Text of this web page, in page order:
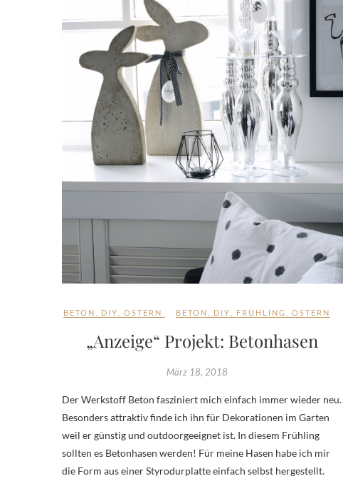
BETON DIY ,OSTERN BETON DIY FRÜHLING ,OSTERN
„Anzeige“ Projekt: Betonhasen
März 18, 2018
Der Werkstoff Beton fasziniert mich einfach immer wieder neu.
Besonders attraktiv finde ich ihn für Dekorationen im Garten
weil er günstig und outdoorgeeignet ist. In diesem Frühling
sollten es Betonhasen werden! Für meine Hasen habe ich mir
die Form aus einer Styrodurplatte einfach selbst hergestellt.